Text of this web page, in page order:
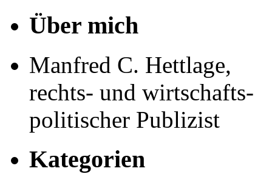
Über mich
Manfred C. Hettlage,
rechts- und wirtschafts-
politischer Publizist
Kategorien